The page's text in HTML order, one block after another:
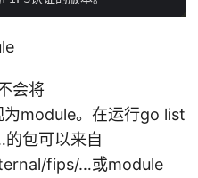
会将
module。在运行go list
包可以来自
fips/…或module